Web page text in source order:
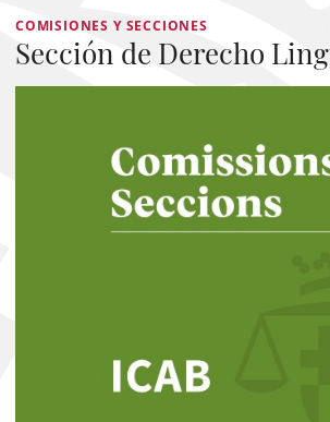
COMISIONES Y SECCIONES
Sección de Derecho